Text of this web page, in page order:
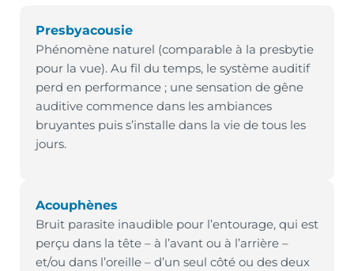
Presbyacousie
Phénomène naturel (comparable à la presbytie
pour la vue). Au fil du temps, le système auditif
perd en performance ; une sensation de gêne
auditive commence dans les ambiances
bruyantes puis s’installe dans la vie de tous les
jours.
Acouphènes
Bruit parasite inaudible pour l’entourage, qui est
perçu dans la tête – à l’avant ou à l’arrière –
et/ou dans l’oreille – d’un seul côté ou des deux